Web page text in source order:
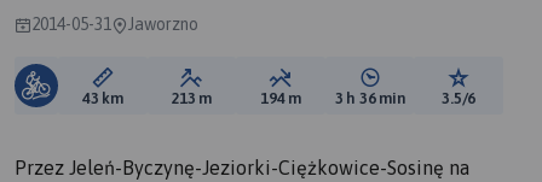
2014-05-31 Jaworzno
Długość trasy:
43 km Suma przewyższeń:
213 m Suma spadków:
194 m Średni czas potrzebny
3 h 36 min Ocena
3.5/6
Przez Jeleń-Byczynę-Jeziorki-Ciężkowice-Sosinę na